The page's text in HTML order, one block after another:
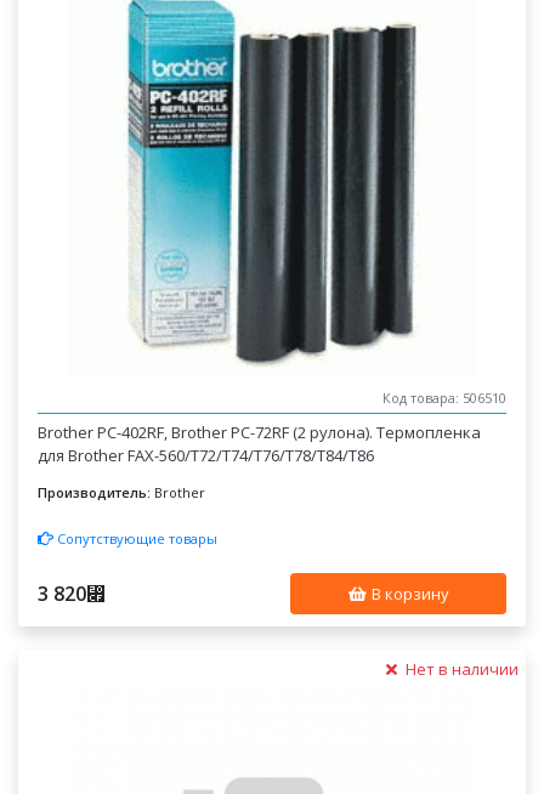
Код товара: 506510
Brother PC-402RF, Brother PC-72RF (2 рулона). Термопленка
для Brother FAX-560/T72/T74/T76/T78/T84/T86
Производитель: Brother
Сопутствующие товары
3 820⃏ В корзину
Нет в наличии